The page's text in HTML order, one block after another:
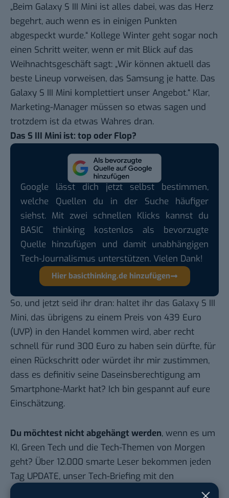
„Beim Galaxy S III Mini ist alles dabei, was das Herz
begehrt, auch wenn es in einigen Punkten
abgespeckt wurde.“ Kollege Winter geht sogar noch
einen Schritt weiter, wenn er mit Blick auf das
Weihnachtsgeschäft sagt: „Wir können aktuell das
beste Lineup vorweisen, das Samsung je hatte. Das
Galaxy S III Mini komplettiert unser Angebot.“ Klar,
Marketing-Manager müssen so etwas sagen und
trotzdem ist da etwas Wahres dran.
Das S III Mini ist: top oder Flop?
Google lässt dich jetzt selbst bestimmen,
welche Quellen du in der Suche häufiger
siehst. Mit zwei schnellen Klicks kannst du
BASIC thinking kostenlos als bevorzugte
Quelle hinzufügen und damit unabhängigen
Tech-Journalismus unterstützen. Vielen Dank!
Hier basicthinking.de hinzufügen
So, und jetzt seid ihr dran: haltet ihr das Galaxy S III
Mini, das übrigens zu einem Preis von 439 Euro
(UVP) in den Handel kommen wird, aber recht
schnell für rund 300 Euro zu haben sein dürfte, für
einen Rückschritt oder würdet ihr mir zustimmen,
dass es definitiv seine Daseinsberechtigung am
Smartphone-Markt hat? Ich bin gespannt auf eure
Einschätzung.
Du möchtest nicht abgehängt werden, wenn es um
KI, Green Tech und die Tech-Themen von Morgen
geht? Über 12.000 smarte Leser bekommen jeden
Tag UPDATE, unser Tech-Briefing mit den
wichtigsten News des Tages – und sichern sich